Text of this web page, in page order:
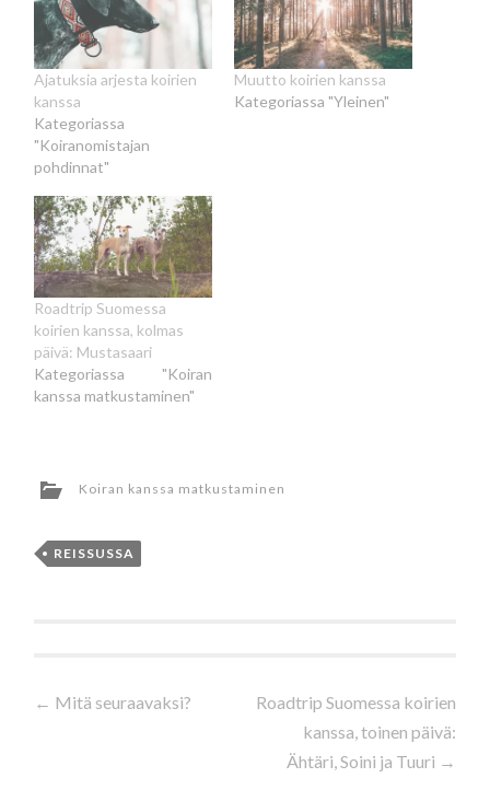
Ajatuksia arjesta koirien
kanssa
Kategoriassa
"Koiranomistajan
pohdinnat"
Muutto koirien kanssa
Kategoriassa "Yleinen"
Roadtrip Suomessa
koirien kanssa, kolmas
päivä: Mustasaari
Kategoriassa "Koiran
kanssa matkustaminen"
Koiran kanssa matkustaminen
REISSUSSA
Artikkelien
← Mitä seuraavaksi?
Roadtrip Suomessa koirien
kanssa, toinen päivä:
Ähtäri, Soini ja Tuuri →